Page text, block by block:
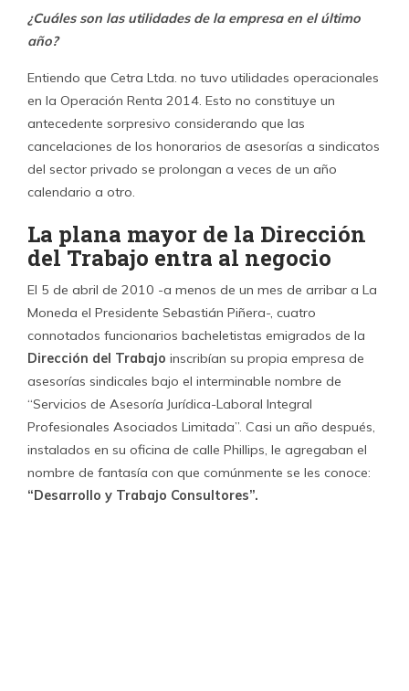
Según consta en documentos públicos, integraban la
sociedad en partes iguales (25% cada uno) la ex
directora del Trabajo -hoy subsecretaria general de la
Presidencia-, la socialistaPatricia Silva Meléndez, el ex
jefe de gabinete de Silva e hijo de la ministra de Vivienda,
Paulina Saball,
Felipe Ossandón Saball; el ex jefe de la
División de Relaciones Laborales de la DT,Joaquín
Cabrera Segura; y el ex jefe de la División Jurídica y hoy
subdirector del Trabajo, Rafael Pereira Lagos.
Y no les ha ido mal. Solo en el portal de la
empresa aparecen 38 clientes, algunos de los cuáles son
sindicatos apetecidos por su número de miembros y los
montos que manejan. Entre estos la Federación Nacional
de Trabajadores del Petróleo-ENAP, el sindicato N°1 de
Minera Escondida, el Sindicato Interempresa de
Trabajadores de las Empresas Lider, el Sindicato Nacional
de Entel PCS y sindicatos de trabajadores del Poder